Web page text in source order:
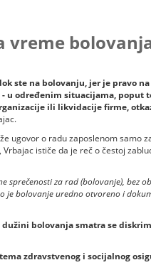
vreme
ste na bolovanju, jer je pravo
u određenim situacijama, poput
ili likvidacije firme,
ugovor o radu zaposlenom samo
ističe da je reč o čestoj
sprečenosti za rad (bolovanje), bez
je bolovanje uredno otvoreno i
dužini bolovanja smatra se
zdravstvenog i socijalnog